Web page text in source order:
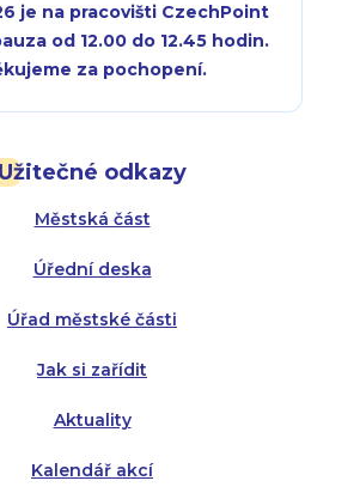
Užitečné odkazy
Městská část
Úřední deska
Úřad městské části
Jak si zařídit
Aktuality
Kalendář akcí
je na pracovišti CzechPoint
od 12.00 do 12.45 hodin.
za pochopení.